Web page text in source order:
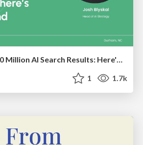
We Analyzed 250 Million AI Search Results: Here's What I Found
1 1.7k